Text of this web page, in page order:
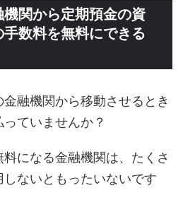
機関から定期預金の資
数料を無料にできる
融機関から移動させるとき
ていませんか？
になる金融機関は、たくさ
ないともったいないです